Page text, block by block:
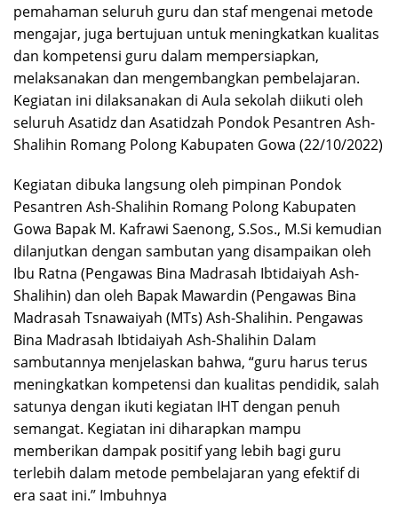
pemahaman seluruh guru dan staf mengenai metode
mengajar, juga bertujuan untuk meningkatkan kualitas
dan kompetensi guru dalam mempersiapkan,
melaksanakan dan mengembangkan pembelajaran.
Kegiatan ini dilaksanakan di Aula sekolah diikuti oleh
seluruh Asatidz dan Asatidzah Pondok Pesantren Ash-
Shalihin Romang Polong Kabupaten Gowa (22/10/2022)
Kegiatan dibuka langsung oleh pimpinan Pondok
Pesantren Ash-Shalihin Romang Polong Kabupaten
Gowa Bapak M. Kafrawi Saenong, S.Sos., M.Si kemudian
dilanjutkan dengan sambutan yang disampaikan oleh
Ibu Ratna (Pengawas Bina Madrasah Ibtidaiyah Ash-
Shalihin) dan oleh Bapak Mawardin (Pengawas Bina
Madrasah Tsnawaiyah (MTs) Ash-Shalihin. Pengawas
Bina Madrasah Ibtidaiyah Ash-Shalihin Dalam
sambutannya menjelaskan bahwa, “guru harus terus
meningkatkan kompetensi dan kualitas pendidik, salah
satunya dengan ikuti kegiatan IHT dengan penuh
semangat. Kegiatan ini diharapkan mampu
memberikan dampak positif yang lebih bagi guru
terlebih dalam metode pembelajaran yang efektif di
era saat ini.” Imbuhnya